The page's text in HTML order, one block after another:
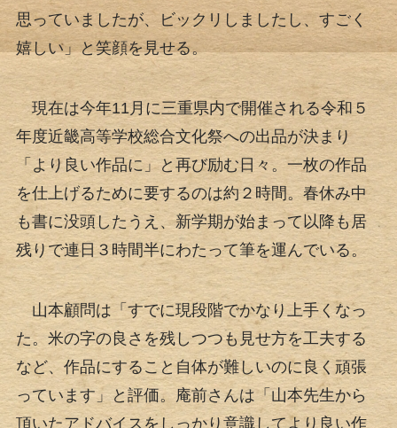
思っていましたが、ビックリしましたし、すごく
嬉しい」と笑顔を見せる。
現在は今年11月に三重県内で開催される令和５
年度近畿高等学校総合文化祭への出品が決まり
「より良い作品に」と再び励む日々。一枚の作品
を仕上げるために要するのは約２時間。春休み中
も書に没頭したうえ、新学期が始まって以降も居
残りで連日３時間半にわたって筆を運んでいる。
山本顧問は「すでに現段階でかなり上手くなっ
た。米の字の良さを残しつつも見せ方を工夫する
など、作品にすること自体が難しいのに良く頑張
っています」と評価。庵前さんは「山本先生から
頂いたアドバイスをしっかり意識してより良い作